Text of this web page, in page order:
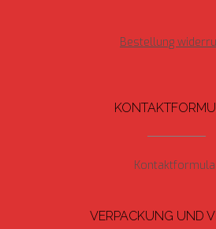
Bestellung
VERPACKUNG UND